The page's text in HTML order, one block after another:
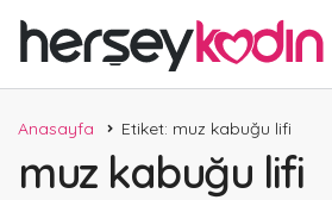
Anasayfa Etiket: muz kabuğu lifi
muz kabuğu lifi